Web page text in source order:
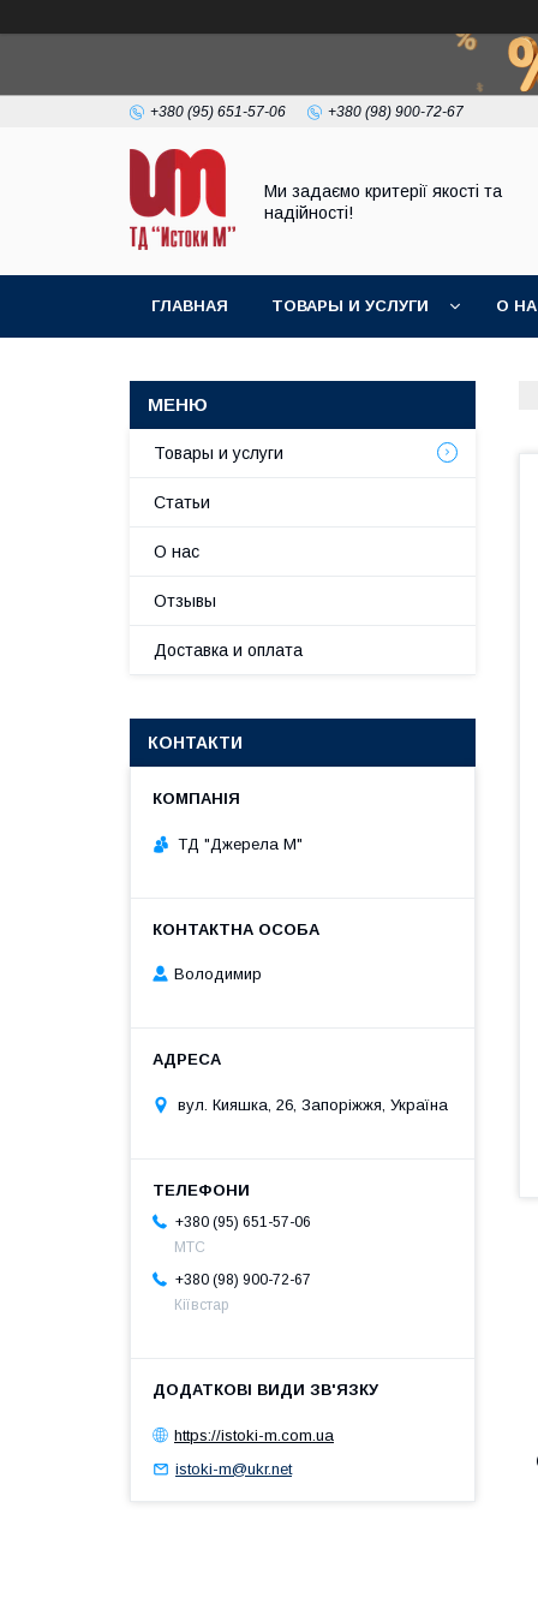
+380 (95) 651-57-06 +380 (98) 900-72-67
Ми задаємо критерії якості та
надійності!
ГЛАВНАЯ ТОВАРЫ И УСЛУГИ О
Товары и услуги
Статьи
О нас
Отзывы
Доставка и оплата
КОНТАКТИ
ТД "Джерела М"
Володимир
вул. Кияшка, 26, Запоріжжя, Україна
+380 (95) 651-57-06
MTC
+380 (98) 900-72-67
Кіївстар
https://istoki-m.com.ua
istoki-m@ukr.net